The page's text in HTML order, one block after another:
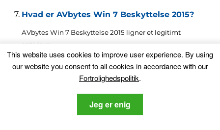
Hvad er AVbytes Win 7 Beskyttelse 2015?
AVbytes Win 7 Beskyttelse 2015 ligner et legitimt
antivirus...
AVbytes Vista Antivirus 2015 Rogue
Antivirus Program Removal Manual
This website uses cookies to improve user experience. By using
our website you consent to all cookies in accordance with our
Fortrolighedspolitik.
Jeg er enig